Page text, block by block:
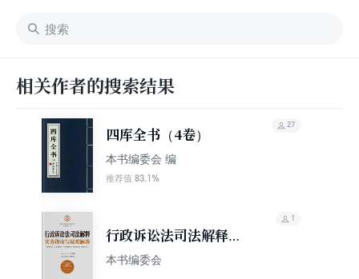
相关作者的搜索结果
四库全书（4卷）
本书编委会 编
推荐值 83.1%
27
行政诉讼法司法解释实
务指南与疑难解答
本书编委会
1